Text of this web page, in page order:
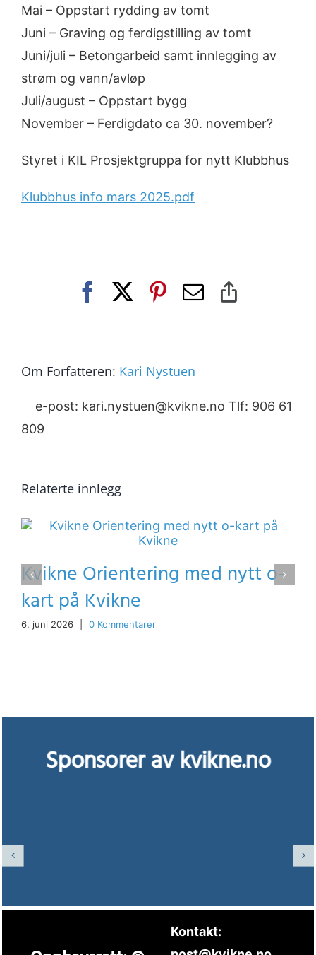
Mai – Oppstart rydding av tomt
Juni – Graving og ferdigstilling av tomt
Juni/juli – Betongarbeid samt innlegging av
strøm og vann/avløp
Juli/august – Oppstart bygg
November – Ferdigdato ca 30. november?
Styret i KIL Prosjektgruppa for nytt Klubbhus
Klubbhus info mars 2025.pdf
Facebook Pinterest
E-
Om Forfatteren: Kari Nystuen
e-post: kari.nystuen@kvikne.no Tlf: 906 61
809
Relaterte innlegg
Kvikne Orientering med nytt o-
kart på Kvikne
6. juni 2026 0 Kommentarer
Sponsorer av kvikne.no
Kontakt: